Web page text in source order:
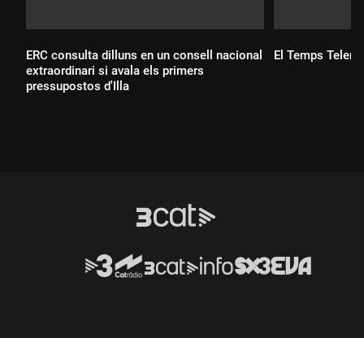
ERC consulta dilluns en un consell nacional
extraordinari si avala els primers
pressupostos d'Illa
El Temps